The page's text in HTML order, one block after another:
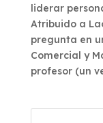
liderar
Atribuido a
pregunta en
Comercial y
profesor (un